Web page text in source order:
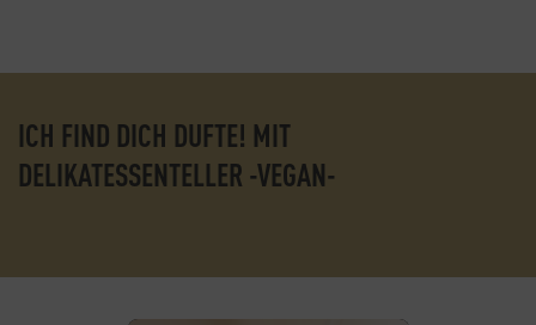
ICH FIND DICH DUFTE! MIT
DELIKATESSENTELLER -VEGAN-